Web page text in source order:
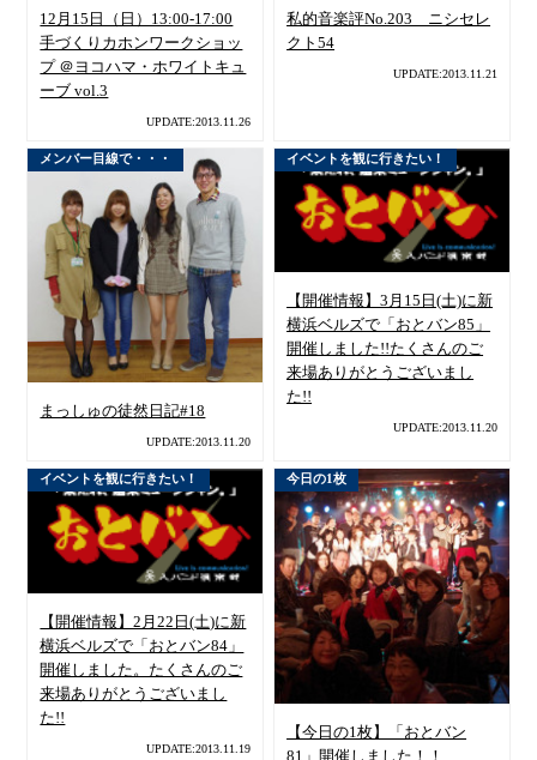
12月15日（日）13:00-17:00
手づくりカホンワークショッ
プ ＠ヨコハマ・ホワイトキュ
ーブ vol.3
UPDATE:2013.11.26
私的音楽評No.203 ニシセレ
クト54
UPDATE:2013.11.21
メンバー目線で・・・
まっしゅの徒然日記#18
UPDATE:2013.11.20
イベントを観に行きたい！
【開催情報】3月15日(土)に新
横浜ベルズで「おとバン85」
開催しました!!たくさんのご
来場ありがとうございまし
た!!
UPDATE:2013.11.20
イベントを観に行きたい！
【開催情報】2月22日(土)に新
横浜ベルズで「おとバン84」
開催しました。たくさんのご
来場ありがとうございまし
た!!
UPDATE:2013.11.19
今日の1枚
【今日の1枚】「おとバン
81」開催しました！！